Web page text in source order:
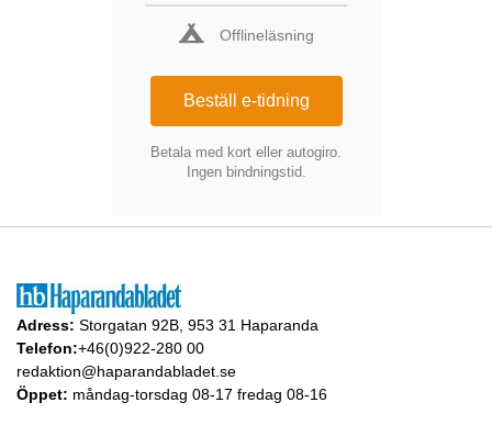
Offlineläsning
Beställ e-tidning
Betala med kort eller autogiro.
Ingen bindningstid.
Adress: Storgatan 92B, 953 31 Haparanda
Telefon:+46(0)922-280 00
redaktion@haparandabladet.se
Öppet: måndag-torsdag 08-17 fredag 08-16